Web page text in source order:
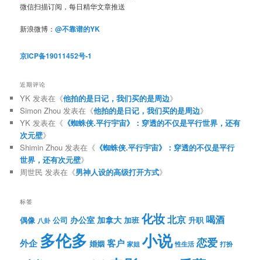
微信扫描订阅，每日精华文章推送
新浪微博：@不靠谱的YK
京ICP备19011452号-1
近期评论
YK 发表在《他拍的是日记，我们买的是周边》
Simon Zhou 发表在《他拍的是日记，我们买的是周边》
YK 发表在《 《蜘蛛侠.平行宇宙》：穿透的不仅是平行世界，还有
次元壁》
Shimin Zhou 发表在《 《蜘蛛侠.平行宇宙》：穿透的不仅是平行
世界，还有次元壁》
周世民 发表在《男神人设的高级打开方式》
标签
偶像 八卦 公司 办公室 加拿大 加班 化妆北京 升职 喝酒
外企 多伦多 婚姻 客户 家姐 小说 性生活 恋爱 打扮